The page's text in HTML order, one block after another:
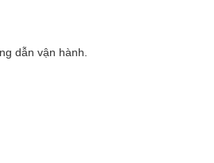
dẫn vận hành.